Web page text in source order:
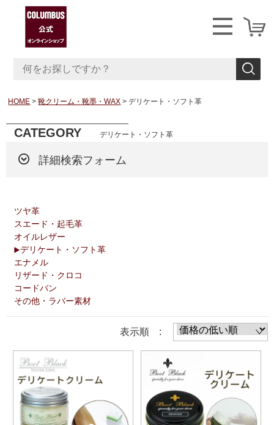
HOME 靴クリーム・靴墨・WAX デリケート・ソフト革
CATEGORY デリケート・ソフト革
詳細検索フォーム
ツヤ革
スエード・起毛革
オイルレザー
デリケート・ソフト革
エナメル
リザード・クロコ
コードバン
その他・ラバー素材
表示順 :